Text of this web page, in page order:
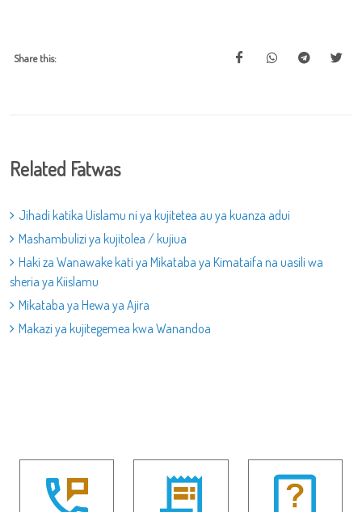
Share this:
Related Fatwas
Jihadi katika Uislamu ni ya kujitetea au ya kuanza adui
Mashambulizi ya kujitolea / kujiua
Haki za Wanawake kati ya Mikataba ya Kimataifa na uasili wa
sheria ya Kiislamu
Mikataba ya Hewa ya Ajira
Makazi ya kujitegemea kwa Wanandoa